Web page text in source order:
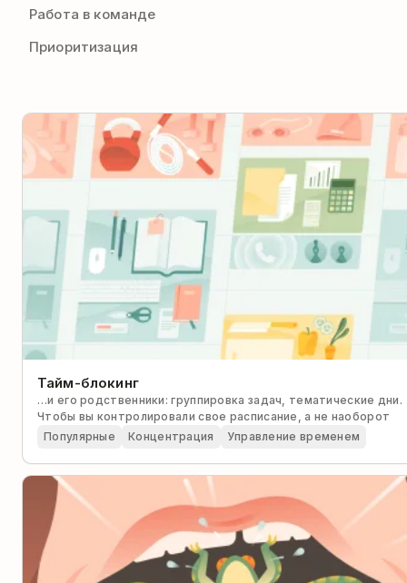
Работа в команде
Приоритизация
…или посмотреть
самостоятельно
Тайм-блокинг
…и его родственники: группировка задач, тематические дни.
Чтобы вы контролировали свое расписание, а не наоборот
Популярные
Концентрация Управление временем